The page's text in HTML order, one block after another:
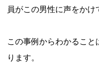
員がこの男性に声をかけ
この事例からわかるこ
ります。